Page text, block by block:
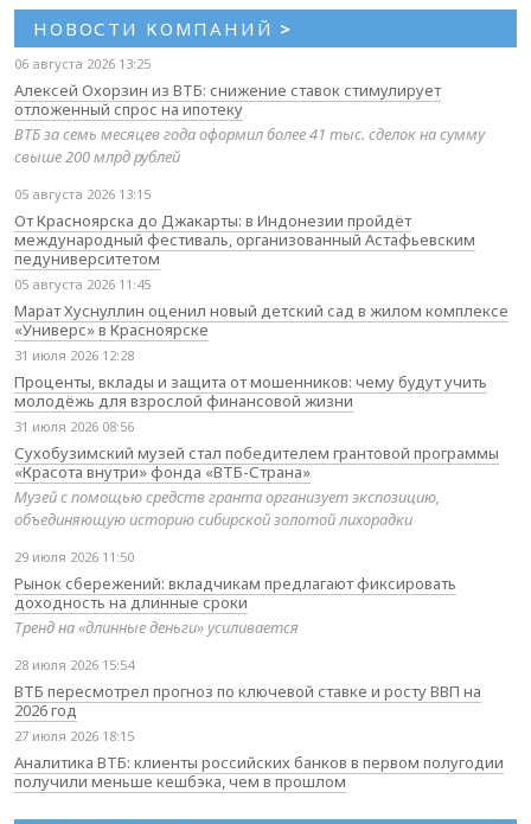
НОВОСТИ КОМПАНИЙ >
06 августа 2026 13:25
Алексей Охорзин из ВТБ: снижение ставок стимулирует
отложенный спрос на ипотеку
ВТБ за семь месяцев года оформил более 41 тыс. сделок на сумму
свыше 200 млрд рублей
05 августа 2026 13:15
От Красноярска до Джакарты: в Индонезии пройдёт
международный фестиваль, организованный Астафьевским
педуниверситетом
05 августа 2026 11:45
Марат Хуснуллин оценил новый детский сад в жилом комплексе
«Универс» в Красноярске
31 июля 2026 12:28
Проценты, вклады и защита от мошенников: чему будут учить
молодёжь для взрослой финансовой жизни
31 июля 2026 08:56
Сухобузимский музей стал победителем грантовой программы
«Красота внутри» фонда «ВТБ-Страна»
Музей с помощью средств гранта организует экспозицию,
объединяющую историю сибирской золотой лихорадки
29 июля 2026 11:50
Рынок сбережений: вкладчикам предлагают фиксировать
доходность на длинные сроки
Тренд на «длинные деньги» усиливается
28 июля 2026 15:54
ВТБ пересмотрел прогноз по ключевой ставке и росту ВВП на
2026 год
27 июля 2026 18:15
Аналитика ВТБ: клиенты российских банков в первом полугодии
получили меньше кешбэка, чем в прошлом